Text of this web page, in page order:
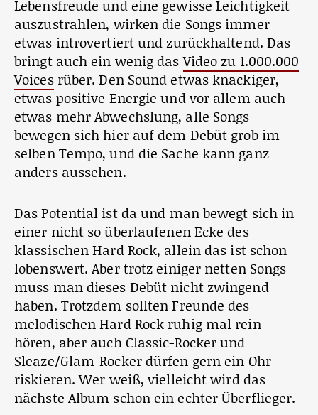
Lebensfreude und eine gewisse Leichtigkeit
auszustrahlen, wirken die Songs immer
etwas introvertiert und zurückhaltend. Das
bringt auch ein wenig dasVideo zu 1.000.000
Voicesrüber. Den Sound etwas knackiger,
etwas positive Energie und vor allem auch
etwas mehr Abwechslung, alle Songs
bewegen sich hier auf dem Debüt grob im
selben Tempo, und die Sache kann ganz
anders aussehen.
Das Potential ist da und man bewegt sich in
einer nicht so überlaufenen Ecke des
klassischen Hard Rock, allein das ist schon
lobenswert. Aber trotz einiger netten Songs
muss man dieses Debüt nicht zwingend
haben. Trotzdem sollten Freunde des
melodischen Hard Rock ruhig mal rein
hören, aber auch Classic-Rocker und
Sleaze/Glam-Rocker dürfen gern ein Ohr
riskieren. Wer weiß, vielleicht wird das
nächste Album schon ein echter Überflieger.